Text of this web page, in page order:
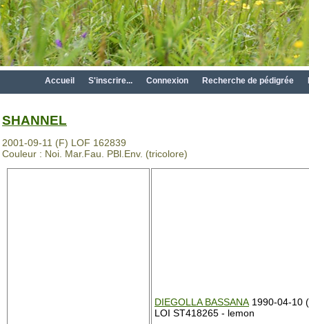
Accueil S'inscrire... Connexion Recherche de pédigrée
SHANNEL
2001-09-11 (F) LOF 162839
Couleur : Noi. Mar.Fau. PBl.Env. (tricolore)
DIEGOLLA BASSANA 1990-04-10
LOI ST418265 - lemon